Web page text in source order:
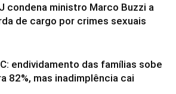
condena ministro Marco Buzzi a
de cargo por crimes sexuais
endividamento das famílias sobe
82%, mas inadimplência cai